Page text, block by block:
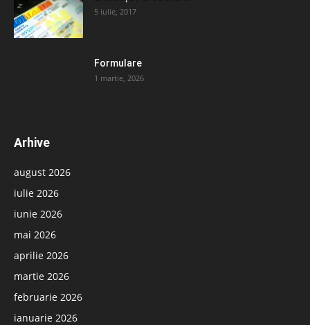
5 iulie, 2017
Formulare
1 martie, 2026
Arhive
august 2026
iulie 2026
iunie 2026
mai 2026
aprilie 2026
martie 2026
februarie 2026
ianuarie 2026